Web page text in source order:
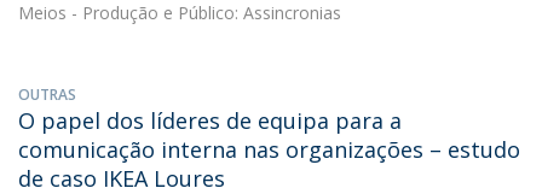
Meios - Produção e Público: Assincronias
OUTRAS
O papel dos líderes de equipa para a
comunicação interna nas organizações – estudo
de caso IKEA Loures